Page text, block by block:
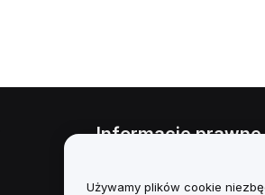
Informacje prawne
interesów
Używamy plików cookie